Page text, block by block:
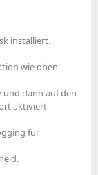
installiert.
wie oben
und dann auf den
aktiviert
für